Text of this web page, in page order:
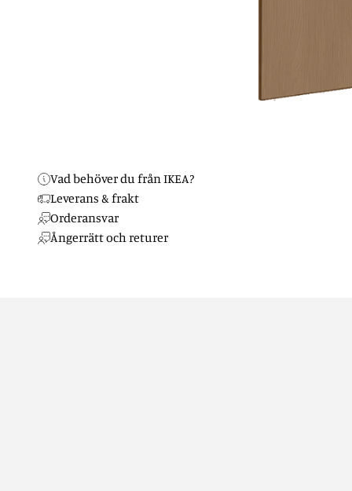
Vad behöver du från IKEA?
Leverans & frakt
Orderansvar
Ångerrätt och returer